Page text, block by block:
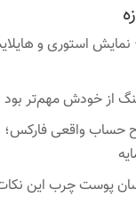
نمایش استوری و
از خودش مهم‌تر بود
پوست چرب این نکات